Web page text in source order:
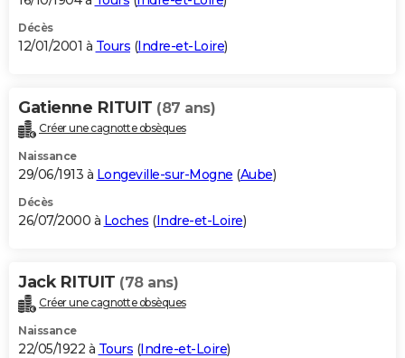
Décès
12/01/2001 à Tours (Indre-et-Loire)
Gatienne RITUIT (87 ans)
Créer une cagnotte obsèques
Naissance
29/06/1913 à Longeville-sur-Mogne (Aube)
Décès
26/07/2000 à Loches (Indre-et-Loire)
Jack RITUIT (78 ans)
Créer une cagnotte obsèques
Naissance
22/05/1922 à Tours (Indre-et-Loire)